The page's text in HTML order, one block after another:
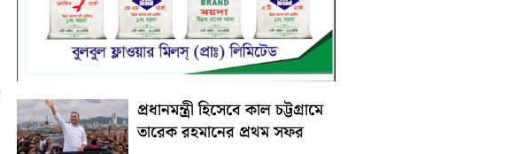
প্রধানমন্ত্রী হিসেবে কাল চট্টগ্রামে
তারেক রহমানের প্রথম সফর